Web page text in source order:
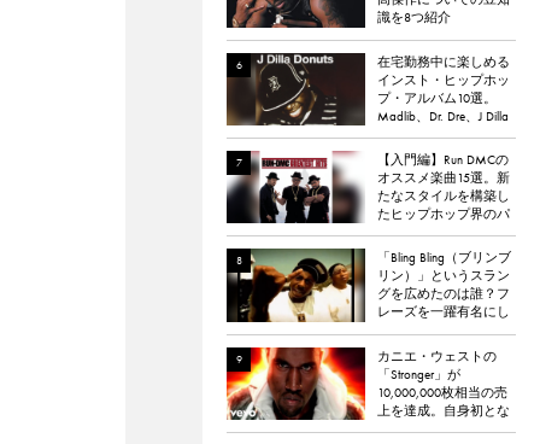
識を8つ紹介
在宅勤務中に楽しめる
インスト・ヒップホッ
プ・アルバム10選。
Madlib、Dr. Dre、J Dilla
【入門編】Run DMCの
オススメ楽曲15選。新
たなスタイルを構築し
たヒップホップ界のパ
イオニア
「Bling Bling（ブリンブ
リン）」というスラン
グを広めたのは誰？フ
レーズを一躍有名にし
ついて解説。
カニエ・ウェストの
「Stronger」が
10,000,000枚相当の売
上を達成。自身初とな